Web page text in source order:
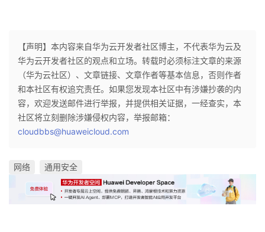
【声明】本内容来自华为云开发者社区博主，不代表华为云及
华为云开发者社区的观点和立场。转载时必须标注文章的来源
（华为云社区）、文章链接、文章作者等基本信息，否则作者
和本社区有权追究责任。如果您发现本社区中有涉嫌抄袭的内
容，欢迎发送邮件进行举报，并提供相关证据，一经查实，本
社区将立刻删除涉嫌侵权内容，举报邮箱：
cloudbbs@huaweicloud.com
网络 通用安全